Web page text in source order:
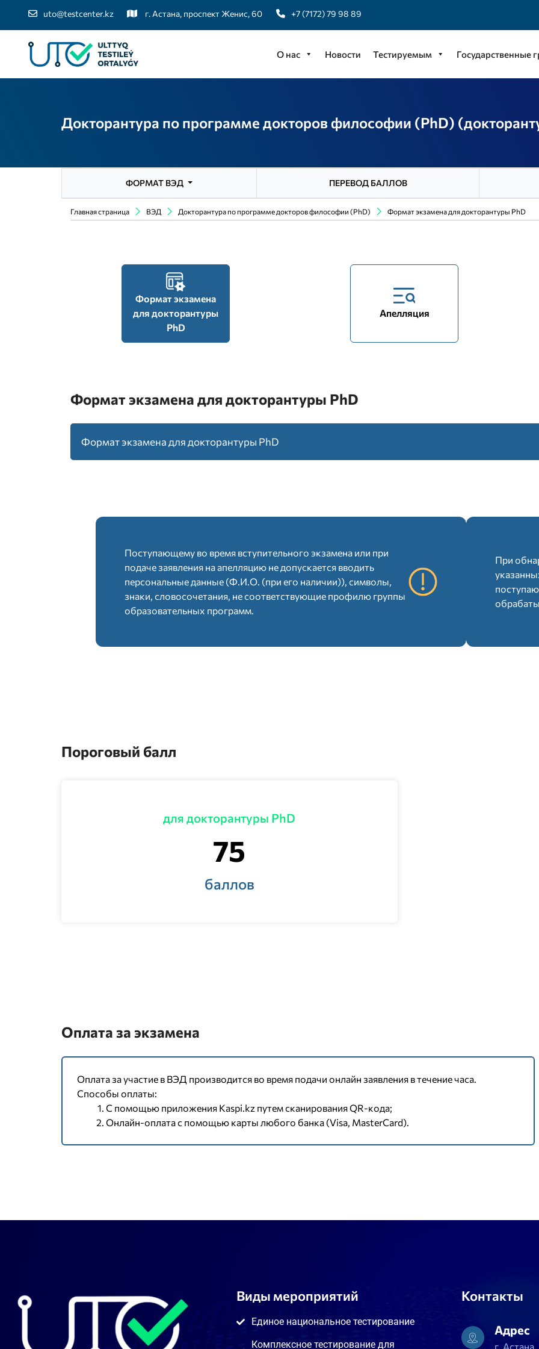
uto@testcenter.kz г. Астана, проспект Женис, 60 +7 (7172) 79 98 89
О нас Новости Тестируемым Государственные
Докторантура по программе докторов философии (PhD)
ФОРМАТ ВЭД ПЕРЕВОД БАЛЛОВ
Главная страница ВЭД Докторантура по программе докторов философии (PhD) Формат экзамена для докторантуры PhD
Формат экзамена
для докторантуры
PhD
Апелляция
Формат экзамена для докторантуры PhD
Формат экзамена для докторантуры PhD
Максимальный балл
Шкала 100-балльной системы оценок для поступления в
философии (PhD)
Поступающему во время вступительного экзамена или при
подаче заявления на апелляцию не допускается вводить
персональные данные (Ф.И.О. (при его наличии)), символы,
знаки, словосочетания, не соответствующие профилю группы
образовательных программ.
При
Пороговый балл
для докторантуры PhD
75
баллов
Оплата за экзамена
Оплата за участие в ВЭД производится во время подачи онлайн заявления в течение часа.
Способы оплаты:
С помощью приложения Kaspi.kz путем сканирования QR-кода;
Онлайн-оплата с помощью карты любого банка (Visa, MasterCard).
Виды мероприятий
Единое национальное тестирование
Комплексное тестирование для
Контакты
Адрес
г.